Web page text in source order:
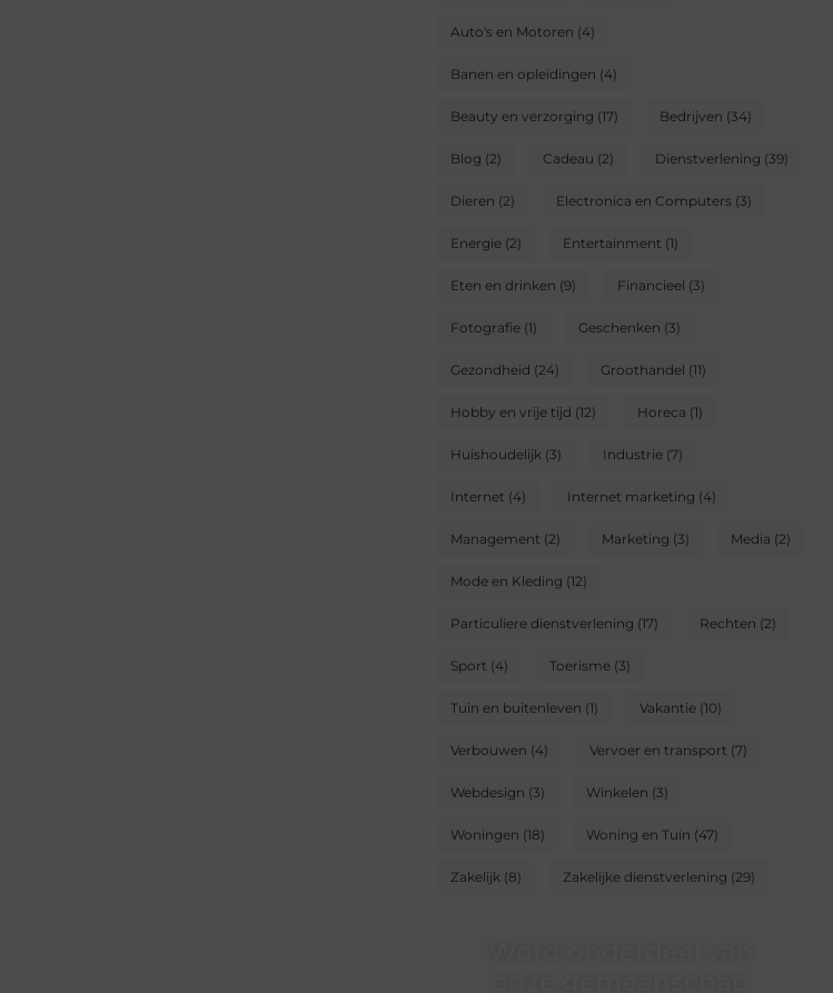
Auto's en Motoren (4)
Banen en opleidingen (4)
Beauty en verzorging (17) Bedrijven (34)
Blog (2) Cadeau (2) Dienstverlening (39)
Dieren (2) Electronica en Computers (3)
Energie (2) Entertainment (1)
Eten en drinken (9) Financieel (3)
Fotografie (1) Geschenken (3)
Gezondheid (24) Groothandel (11)
Hobby en vrije tijd (12) Horeca (1)
Huishoudelijk (3) Industrie (7)
Internet (4) Internet marketing (4)
Management (2) Marketing (3) Media (2)
Mode en Kleding (12)
Particuliere dienstverlening (17) Rechten (2)
Sport (4) Toerisme (3)
Tuin en buitenleven (1) Vakantie (10)
Verbouwen (4) Vervoer en transport (7)
Webdesign (3) Winkelen (3)
Woningen (18) Woning en Tuin (47)
Zakelijk (8) Zakelijke dienstverlening (29)